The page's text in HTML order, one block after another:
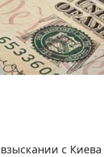
с Киева